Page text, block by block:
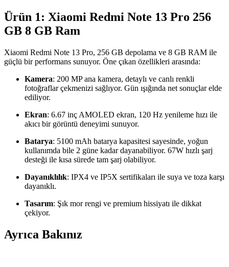
Ürün 1: Xiaomi Redmi Note 13 Pro 256
GB 8 GB Ram
Xiaomi Redmi Note 13 Pro, 256 GB depolama ve 8 GB RAM ile
güçlü bir performans sunuyor. Öne çıkan özellikleri arasında:
Kamera: 200 MP ana kamera, detaylı ve canlı renkli
fotoğraflar çekmenizi sağlıyor. Gün ışığında net sonuçlar elde
ediliyor.
Ekran: 6.67 inç AMOLED ekran, 120 Hz yenileme hızı ile
akıcı bir görüntü deneyimi sunuyor.
Batarya: 5100 mAh batarya kapasitesi sayesinde, yoğun
kullanımda bile 2 güne kadar dayanabiliyor. 67W hızlı şarj
desteği ile kısa sürede tam şarj olabiliyor.
Dayanıklılık: IPX4 ve IP5X sertifikaları ile suya ve toza karşı
dayanıklı.
Tasarım: Şık mor rengi ve premium hissiyatı ile dikkat
çekiyor.
Ayrıca Bakınız